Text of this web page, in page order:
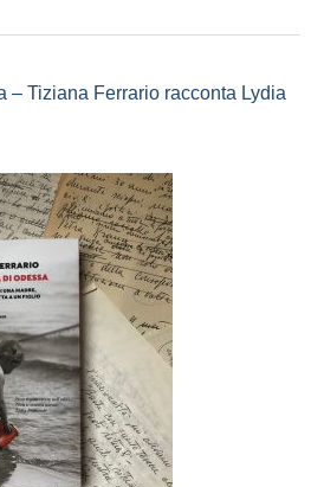
– Tiziana Ferrario racconta Lydia